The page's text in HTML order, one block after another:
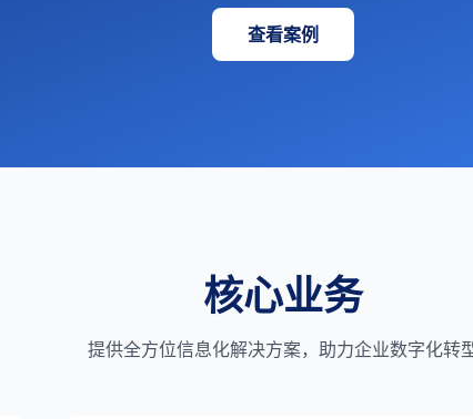
查看案例
核心业务
提供全方位信息化解决方案，助力企业数字化转